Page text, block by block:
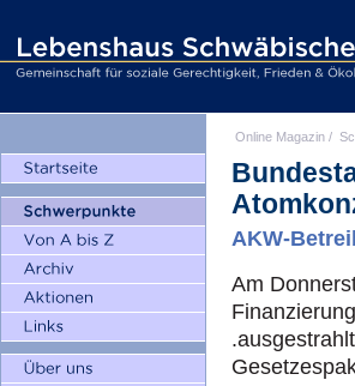
Online Magazin /
AKW-
Am